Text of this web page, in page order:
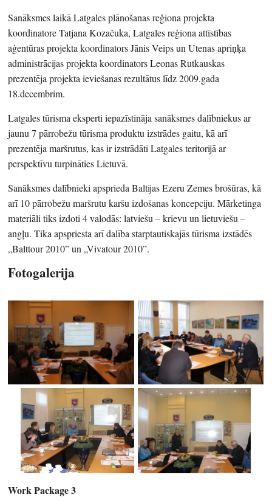
Sanāksmes laikā Latgales plānošanas reģiona projekta
koordinatore Tatjana Kozačuka, Latgales reģiona attīstības
aģentūras projekta koordinators Jānis Veips un Utenas apriņķa
administrācijas projekta koordinators Leonas Rutkauskas
prezentēja projekta ieviešanas rezultātus līdz 2009.gada
18.decembrim.
Latgales tūrisma eksperti iepazīstināja sanāksmes dalībniekus ar
jaunu 7 pārrobežu tūrisma produktu izstrādes gaitu, kā arī
prezentēja maršrutus, kas ir izstrādāti Latgales teritorijā ar
perspektīvu turpināties Lietuvā.
Sanāksmes dalībnieki apsprieda Baltijas Ezeru Zemes brošūras, kā
arī 10 pārrobežu maršrutu karšu izdošanas koncepciju. Mārketinga
materiāli tiks izdoti 4 valodās: latviešu – krievu un lietuviešu –
angļu. Tika apspriesta arī dalība starptautiskajās tūrisma izstādēs
„Balttour 2010” un „Vivatour 2010”.
Fotogalerija
Work Package 3